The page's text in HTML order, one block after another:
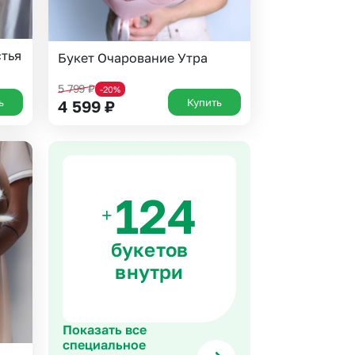
Букет Очарование Утра
5 799₽ -20%
4 599 ₽ Купить
+
букетов
внутри
Показать все
специальное